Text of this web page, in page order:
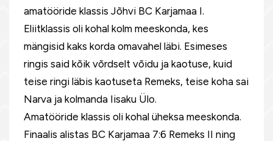
amatööride klassis Jõhvi BC Karjamaa I.
Eliitklassis oli kohal kolm meeskonda, kes
mängisid kaks korda omavahel läbi. Esimeses
ringis said kõik võrdselt võidu ja kaotuse, kuid
teise ringi läbis kaotuseta Remeks, teise koha sai
Narva ja kolmanda Iisaku Ülo.
Amatööride klassis oli kohal üheksa meeskonda.
Finaalis alistas BC Karjamaa 7:6 Remeks II ning